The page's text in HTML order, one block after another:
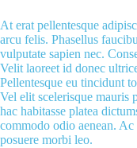
At erat pellentesque
arcu felis. Phasellus
vulputate sapien nec.
Velit laoreet id donec
Pellentesque eu tincidunt
Vel elit scelerisque mauris
hac habitasse platea
commodo odio aenean. Ac
posuere morbi leo.